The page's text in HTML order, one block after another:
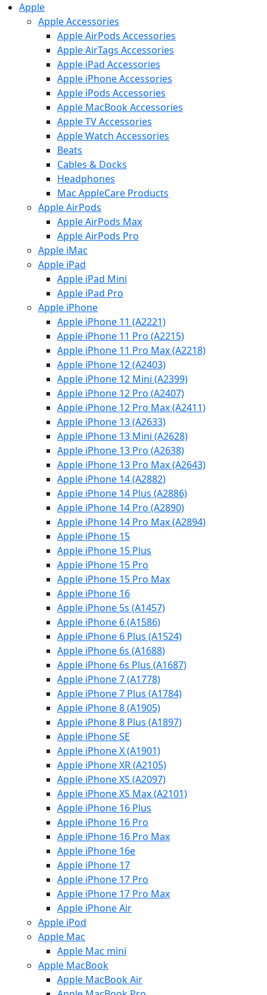
Apple
Apple Accessories
Apple AirPods Accessories
Apple AirTags Accessories
Apple iPad Accessories
Apple iPhone Accessories
Apple iPods Accessories
Apple MacBook Accessories
Apple TV Accessories
Apple Watch Accessories
Beats
Cables & Docks
Headphones
Mac AppleCare Products
Apple AirPods
Apple AirPods Max
Apple AirPods Pro
Apple iMac
Apple iPad
Apple iPad Mini
Apple iPad Pro
Apple iPhone
Apple iPhone 11 (A2221)
Apple iPhone 11 Pro (A2215)
Apple iPhone 11 Pro Max (A2218)
Apple iPhone 12 (A2403)
Apple iPhone 12 Mini (A2399)
Apple iPhone 12 Pro (A2407)
Apple iPhone 12 Pro Max (A2411)
Apple iPhone 13 (A2633)
Apple iPhone 13 Mini (A2628)
Apple iPhone 13 Pro (A2638)
Apple iPhone 13 Pro Max (A2643)
Apple iPhone 14 (A2882)
Apple iPhone 14 Plus (A2886)
Apple iPhone 14 Pro (A2890)
Apple iPhone 14 Pro Max (A2894)
Apple iPhone 15
Apple iPhone 15 Plus
Apple iPhone 15 Pro
Apple iPhone 15 Pro Max
Apple iPhone 16
Apple iPhone 5s (A1457)
Apple iPhone 6 (A1586)
Apple iPhone 6 Plus (A1524)
Apple iPhone 6s (A1688)
Apple iPhone 6s Plus (A1687)
Apple iPhone 7 (A1778)
Apple iPhone 7 Plus (A1784)
Apple iPhone 8 (A1905)
Apple iPhone 8 Plus (A1897)
Apple iPhone SE
Apple iPhone X (A1901)
Apple iPhone XR (A2105)
Apple iPhone XS (A2097)
Apple iPhone XS Max (A2101)
Apple iPhone 16 Plus
Apple iPhone 16 Pro
Apple iPhone 16 Pro Max
Apple iPhone 16e
Apple iPhone 17
Apple iPhone 17 Pro
Apple iPhone 17 Pro Max
Apple iPhone Air
Apple iPod
Apple Mac
Apple Mac mini
Apple MacBook
Apple MacBook Air